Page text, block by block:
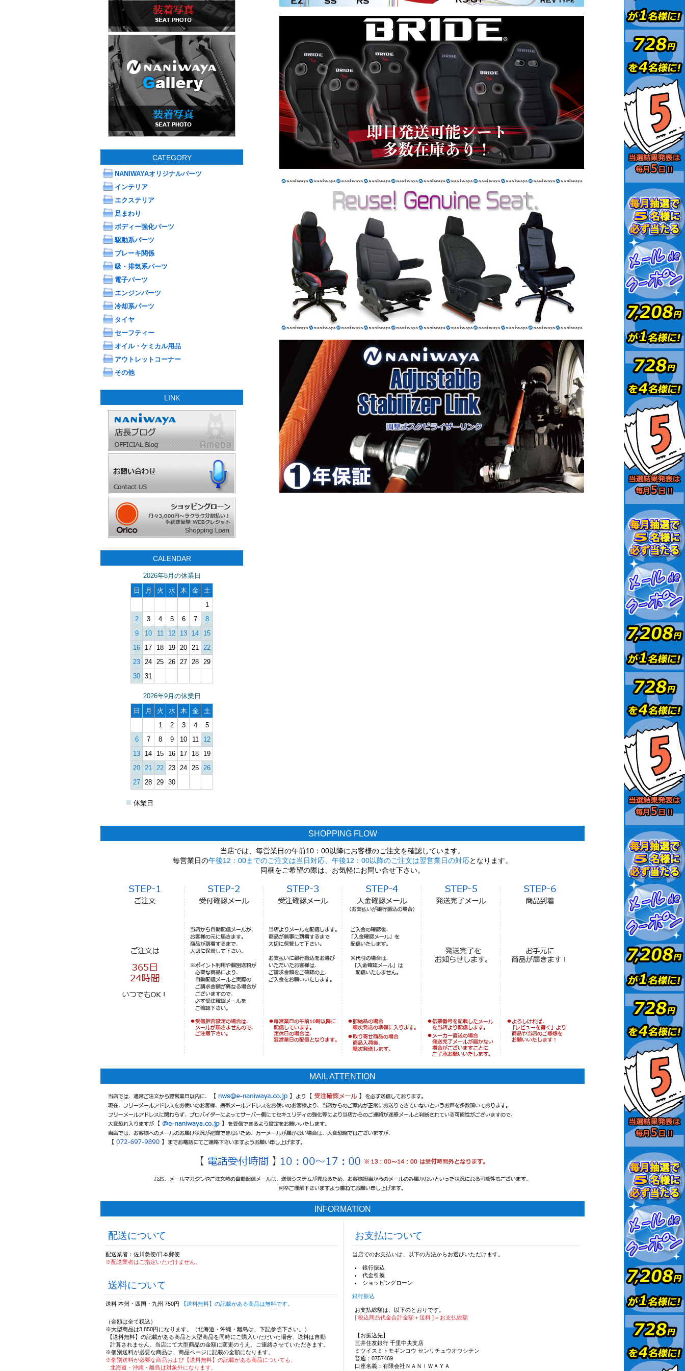
CATEGORY
NANIWAYAオリジナルパーツ
インテリア
エクステリア
足まわり
ボディー強化パーツ
駆動系パーツ
ブレーキ関係
吸・排気系パーツ
電子パーツ
エンジンパーツ
冷却系パーツ
タイヤ
セーフティー
オイル・ケミカル用品
アウトレットコーナー
その他
LINK
CALENDAR
2026年8月の休業日
日
月 火 水 木 金
土
1
2
3 4 5 6 7
8
9
10 11 12 13 14
15
16
17 18 19 20 21 22
23 24 25 26 27 28 29
30 31
2026年9月の休業日
日
月 火 水 木 金
土
1
2 3 4
5
6
7 8 9 10 11
12
13
14 15 16 17 18
19
20 21 22 23 24 25 26
27 28 29 30
■ 休業日
SHOPPING FLOW
当店では、毎営業日の午前10：00以降にお客様のご注文を確認しています。
毎営業日の午後12：00までのご注文は当日対応、午後12：00以降のご注文は翌営業日の対応となります。
同梱をご希望の際は、お気軽にお問い合せ下さい。
MAIL ATTENTION
INFORMATION
配送について
配送業者：佐川急便/日本郵便
※配送業者はご指定いただけません。
送料について
送料 本州・四国・九州 750円 【送料無料】の記載がある商品は無料です。
（金額は全て税込）
※大型商品は3,850円になります。（北海道・沖縄・離島は、下記参照下さい。）
【送料無料】の記載がある商品と大型商品を同時にご購入いただいた場合、送料は自動
計算されません。当店にて大型商品の金額に変更のうえ、ご連絡させていただきます。
※個別送料が必要な商品は、商品ページに記載の金額になります。
※個別送料が必要な商品および【送料無料】の記載がある商品についても、
北海道・沖縄・離島は対象外になります。
お支払について
当店でのお支払いは、以下の方法からお選びいただけます。
銀行振込
代金引換
ショッピングローン
銀行振込
お支払総額は、以下のとおりです。
[ 税込商品代金合計金額＋送料 ] = お支払総額
【お振込先】
三井住友銀行 千里中央支店
ミツイスミトモギンコウ センリチュウオウシテン
普通：0757469
口座名義：有限会社ＮＡＮＩＷＡＹＡ